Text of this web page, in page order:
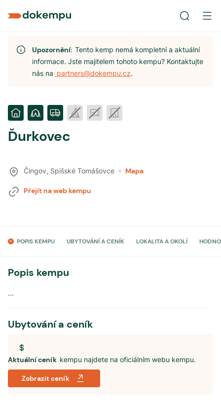
Upozornění:Tento kemp nemá kompletní a aktuální
informace. Jste majitelem tohoto kempu? Kontaktujte
nás na partners@dokempu.cz.
Ďurkovec
Čingov, Spišské Tomášovce Mapa
Přejít na web kempu
POPIS KEMPU UBYTOVÁNÍ A CENÍK LOKALITA A OKOLÍ
Popis kempu
...
Ubytování a ceník
Aktuální ceník kempu najdete na oficiálním webu kempu.
Zobrazit ceník